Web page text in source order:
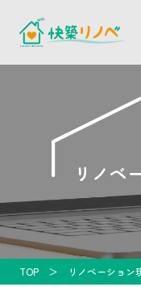
リノベ
TOP リノベーション